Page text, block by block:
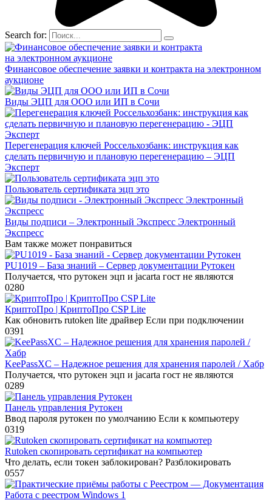
Search for:
Финансовое обеспечение заявки и контракта на электронном
аукционе
Виды ЭЦП для ООО или ИП в Сочи
Перегенерация ключей Россельхозбанк: инструкция как
сделать первичную и плановую перегенерацию – ЭЦП
Эксперт
Пользователь сертификата эцп это
Виды подписи – Электронный Экспресс Электронный
Экспресс
Вам также может понравиться
PU1019 – База знаний – Сервер документации Рутокен
Получается, что рутокен эцп и jacarta гост не являются
0280
КриптоПро | КриптоПро CSP Lite
Как обновить rutoken lite драйвер Если при подключении
0391
KeePassXC – Надежное решения для хранения паролей / Хабр
Получается, что рутокен эцп и jacarta гост не являются
0289
Панель управления Рутокен
Ввод пароля рутокен по умолчанию Если к компьютеру
0319
Rutoken скопировать сертификат на компьютер
Что делать, если токен заблокирован? Разблокировать
0557